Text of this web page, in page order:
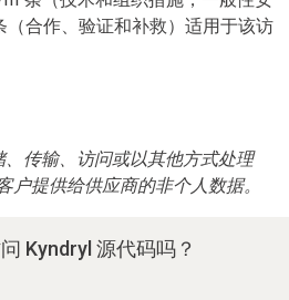
（合作、验证和补救）适用于该访
、传输、访问或以其他方式处理
户提供给供应商的非个人数据。
Kyndryl 源代码吗？